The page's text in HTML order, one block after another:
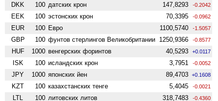
DKK 100 датских крон 147,8293 -0.2042
EEK 100 эстонских крон 70,3395 -0.0962
EUR 100 Евро 1100,5740 -1.5057
GBP 100 фунтов стерлингов Велико­британии 1250,9366 -0.8577
HUF 1000 венгерских форинтов 40,5293 +0.0117
ISK 100 исландских крон 3,7951 -0.0052
JPY 1000 японских йен 89,4703 +0.1608
KZT 100 казахстанских тенге 5,4045 -0.0021
LTL 100 литовских литов 318,7483 -0.4360